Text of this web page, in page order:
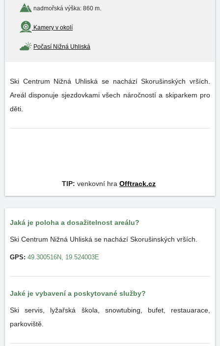
nadmořská výška: 860 m.
Kamery v okolí
Počasí Nižná Uhliská
Ski Centrum Nižná Uhliská se nachází Skorušinských vrších.
Areál disponuje sjezdovkami všech náročností a skiparkem pro
děti.
TIP: venkovní hra Offtrack.cz
Jaká je poloha a dosažitelnost areálu?
Ski Centrum Nižná Uhliská se nachází Skorušinských vrších.
GPS: 49.300516N, 19.524003E
Jaké je vybavení a poskytované služby?
Ski servis, lyžařská škola, snowtubing, bufet, restauarace,
parkoviště.